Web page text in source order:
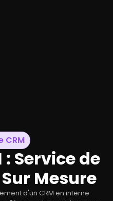
CRM
Service de
Mesure
d'un CRM en interne